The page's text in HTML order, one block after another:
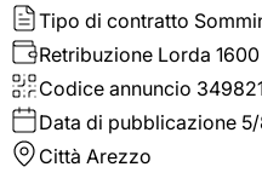
Tipo di contratto
Retribuzione Lorda
Codice annuncio 349821
Data di pubblicazione
Città Arezzo